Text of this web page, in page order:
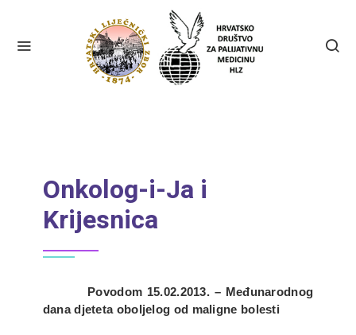
Onkolog-i-Ja i
Krijesnica
Povodom 15.02.2013. – Međunarodnog
dana djeteta oboljelog od maligne bolesti